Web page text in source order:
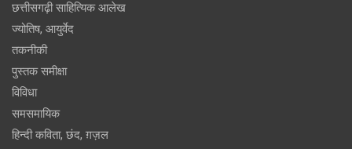
छत्तीसगढ़ी साहित्यिक आलेख
ज्योतिष, आयुर्वेद
तकनीकी
पुस्‍तक समीक्षा
विविधा
समसमायिक
हिन्दी कविता, छंद, ग़ज़ल